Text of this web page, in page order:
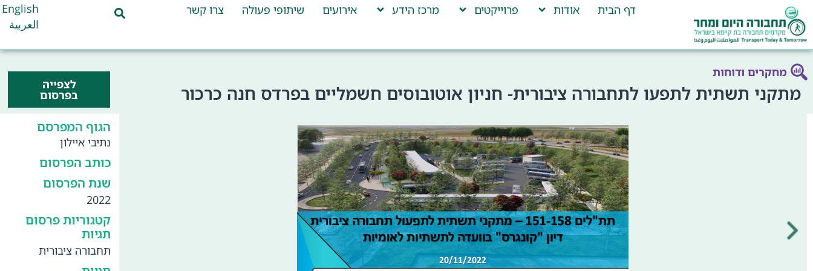
דף הבית אודות פרוייקטים מרכז הידע אירועים שיתופי פעולה צרו קשר
English
العربية
מחקרים ודוחות
מתקני תשתית לתפעו לתחבורה ציבורית- חניון אוטובוסים חשמליים בפרדס חנה כרכור לצפייה
בפרסום
הגוף המפרסם
נתיבי איילון
כותב הפרסום
שנת הפרסום
2022
קטגוריות פרסום
תגיות
תחבורה ציבורית